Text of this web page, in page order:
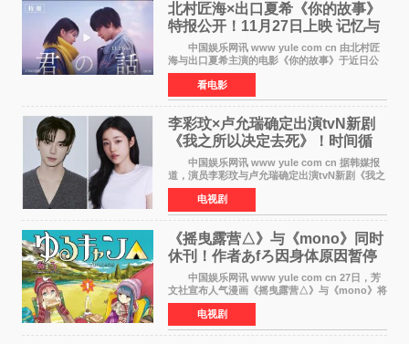
北村匠海×出口夏希《你的故事》
特报公开！11月27日上映 记忆与
初恋的奇幻交织
中国娱乐网讯 www yule com cn 由北村匠
海与出口夏希主演的电影《你的故事》于近日公
开特报影像，正式定档11月27日上映。 本片
改编自三秋缒同名小说，编剧由曾执笔《孤独摇
滚！》的吉田惠
看电影
李彩玟×卢允瑞确定出演tvN新剧
《我之所以决定去死》！时间循
环青春爱情来袭
中国娱乐网讯 www yule com cn 据韩媒报
道，演员李彩玟与卢允瑞确定出演tvN新剧《我之
所以决定去死》，分别担任男女主角。该剧预计
将于明年播出，引发观众期待。 本剧改编自
NAVER同名人气
电视剧
《摇曳露营△》与《mono》同时
休刊！作者あfろ因身体原因暂停
双连载
中国娱乐网讯 www yule com cn 27日，芳
文社宣布人气漫画《摇曳露营△》与《mono》将
暂停连载一段时间，原因是漫画家あfろ身体状况
不佳。 编辑部表示：一直承蒙各位对
《mono》的喜爱，
电视剧